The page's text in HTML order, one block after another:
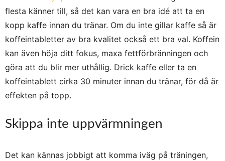
flesta känner till, så det kan vara en bra idé att ta en
kopp kaffe innan du tränar. Om du inte gillar kaffe så är
koffeintabletter av bra kvalitet också ett bra val. Koffein
kan även höja ditt fokus, maxa fettförbränningen och
göra att du blir mer uthållig. Drick kaffe eller ta en
koffeintablett cirka 30 minuter innan du tränar, för då är
effekten på topp.
Skippa inte uppvärmningen
Det kan kännas jobbigt att komma iväg på träningen,